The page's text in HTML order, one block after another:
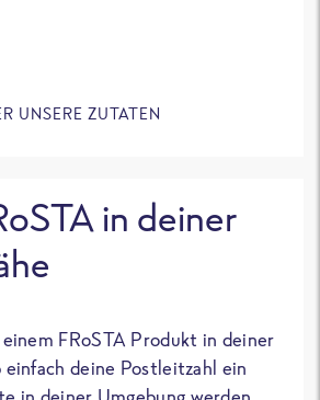
UNSERE ZUTATEN
in deiner
FRoSTA Produkt in deiner
einfach deine Postleitzahl ein